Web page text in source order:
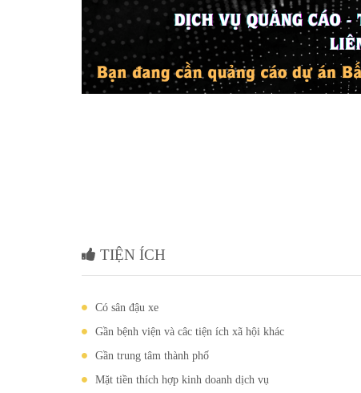
TIỆN ÍCH
Có sân đậu xe
Gần bệnh viện và câc tiện ích xã hội khác
Gần trung tâm thành phố
Mặt tiền thích hợp kinh doanh dịch vụ